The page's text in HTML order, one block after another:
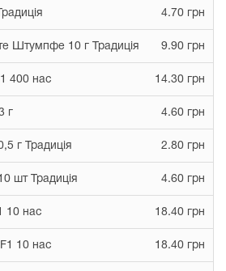
4.70 грн
Штумпфе 10 г Традиція 9.90 грн
400 нас 14.30 грн
г 4.60 грн
г Традиція 2.80 грн
шт Традиція 4.60 грн
10 нас 18.40 грн
10 нас 18.40 грн